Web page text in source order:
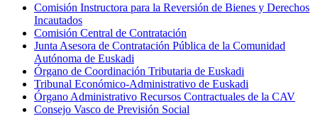
Comisión Instructora para la Reversión de Bienes y Derechos
Incautados
Comisión Central de Contratación
Junta Asesora de Contratación Pública de la Comunidad
Autónoma de Euskadi
Órgano de Coordinación Tributaria de Euskadi
Tribunal Económico-Administrativo de Euskadi
Órgano Administrativo Recursos Contractuales de la CAV
Consejo Vasco de Previsión Social